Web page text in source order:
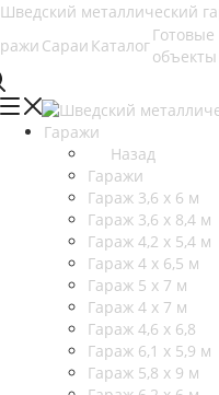
Сараи Каталог
Готовые
объекты
Гаражи
Назад
Гаражи
Гараж 3,6 х 6 м
Гараж 3,6 х 8,4 м
Гараж 4,2 х 5,4 м
Гараж 4 х 6,5 м
Гараж 5 х 7 м
Гараж 4 х 7 м
Гараж 4,6 х 6,8
Гараж 6,1 х 5,9 м
Гараж 5,8 х 9 м